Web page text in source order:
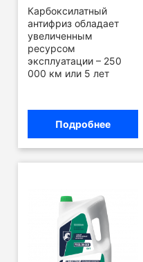
Карбоксилатный
антифриз обладает
увеличенным
ресурсом
эксплуатации – 250
000 км или 5 лет
Подробнее